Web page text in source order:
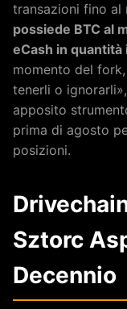
transazioni fino al
possiede BTC al
eCash in quantità
momento del
tenerli o
apposito
prima di agosto
posizioni.
Sztorc
Decennio